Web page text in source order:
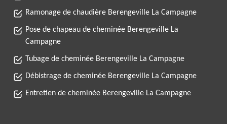
Ramonage de chaudière Berengeville La Campagne
Pose de chapeau de cheminée Berengeville La
Campagne
Tubage de cheminée Berengeville La Campagne
Débistrage de cheminée Berengeville La Campagne
Entretien de cheminée Berengeville La Campagne